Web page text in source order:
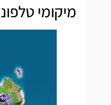
מיקומי